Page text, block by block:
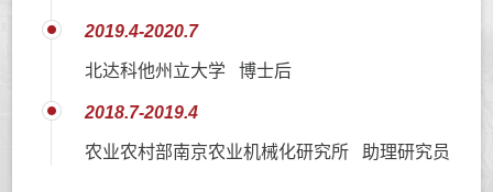
2019.4-2020.7
北达科他州立大学 博士后
2018.7-2019.4
农业农村部南京农业机械化研究所 助理研究员